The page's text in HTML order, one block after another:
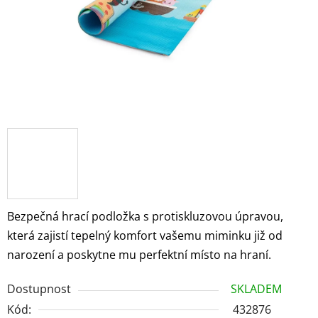
Bezpečná hrací podložka s protiskluzovou úpravou,
která zajistí tepelný komfort vašemu miminku již od
narození a poskytne mu perfektní místo na hraní.
Dostupnost
SKLADEM
Kód:
432876